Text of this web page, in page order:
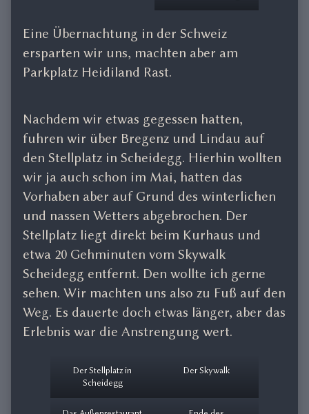
Eine Übernachtung in der Schweiz
ersparten wir uns, machten aber am
Parkplatz Heidiland Rast.
Nachdem wir etwas gegessen hatten,
fuhren wir über Bregenz und Lindau auf
den Stellplatz in Scheidegg. Hierhin wollten
wir ja auch schon im Mai, hatten das
Vorhaben aber auf Grund des winterlichen
und nassen Wetters abgebrochen. Der
Stellplatz liegt direkt beim Kurhaus und
etwa 20 Gehminuten vom Skywalk
Scheidegg entfernt. Den wollte ich gerne
sehen. Wir machten uns also zu Fuß auf den
Weg. Es dauerte doch etwas länger, aber das
Erlebnis war die Anstrengung wert.
Der Stellplatz in
Scheidegg
Der Skywalk